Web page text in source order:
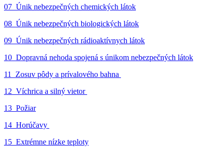
07_Únik nebezpečných chemických látok
08_Únik nebezpečných biologických látok
09_Únik nebezpečných rádioaktívnych látok
10_Dopravná nehoda spojená s únikom nebezpečných látok
11_Zosuv pôdy a prívalového bahna
12_Víchrica a silný vietor
13_Požiar
14_Horúčavy
15_Extrémne nízke teploty